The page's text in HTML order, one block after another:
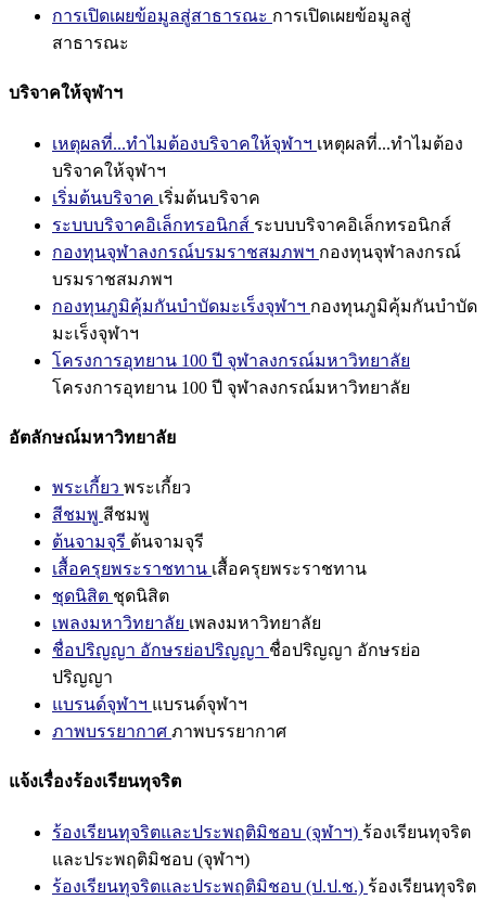
การเปิดเผยข้อมูลสู่สาธารณะ การเปิดเผยข้อมูลสู่
สาธารณะ
บริจาคให้จุฬาฯ
เหตุผลที่...ทำไมต้องบริจาคให้จุฬาฯ เหตุผลที่...ทำไมต้อง
บริจาคให้จุฬาฯ
เริ่มต้นบริจาค เริ่มต้นบริจาค
ระบบบริจาคอิเล็กทรอนิกส์ ระบบบริจาคอิเล็กทรอนิกส์
กองทุนจุฬาลงกรณ์บรมราชสมภพฯ กองทุนจุฬาลงกรณ์
บรมราชสมภพฯ
กองทุนภูมิคุ้มกันบำบัดมะเร็งจุฬาฯ กองทุนภูมิคุ้มกันบำบัด
มะเร็งจุฬาฯ
โครงการอุทยาน 100 ปี จุฬาลงกรณ์มหาวิทยาลัย
โครงการอุทยาน 100 ปี จุฬาลงกรณ์มหาวิทยาลัย
อัตลักษณ์มหาวิทยาลัย
พระเกี้ยว พระเกี้ยว
สีชมพู สีชมพู
ต้นจามจุรี ต้นจามจุรี
เสื้อครุยพระราชทาน เสื้อครุยพระราชทาน
ชุดนิสิต ชุดนิสิต
เพลงมหาวิทยาลัย เพลงมหาวิทยาลัย
ชื่อปริญญา อักษรย่อปริญญา ชื่อปริญญา อักษรย่อ
ปริญญา
แบรนด์จุฬาฯ แบรนด์จุฬาฯ
ภาพบรรยากาศ ภาพบรรยากาศ
แจ้งเรื่องร้องเรียนทุจริต
ร้องเรียนทุจริตและประพฤติมิชอบ (จุฬาฯ) ร้องเรียนทุจริต
และประพฤติมิชอบ (จุฬาฯ)
ร้องเรียนทุจริตและประพฤติมิชอบ (ป.ป.ช.) ร้องเรียนทุจริต